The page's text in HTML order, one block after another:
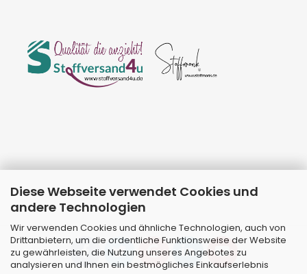
Diese Webseite verwendet Cookies und
andere Technologien
Wir verwenden Cookies und ähnliche Technologien, auch von
Drittanbietern, um die ordentliche Funktionsweise der Website
zu gewährleisten, die Nutzung unseres Angebotes zu
analysieren und Ihnen ein bestmögliches Einkaufserlebnis